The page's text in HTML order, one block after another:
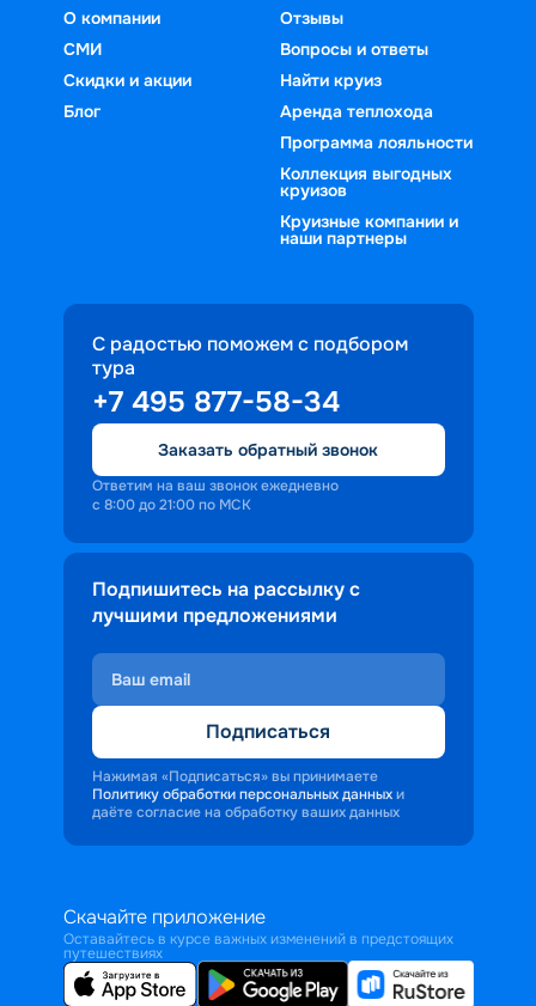
О компании
СМИ
Скидки и акции
Блог
Отзывы
Вопросы и ответы
Найти круиз
Аренда теплохода
Программа лояльности
Коллекция выгодных
круизов
Круизные компании и
наши партнеры
С радостью поможем с подбором
тура
+7 495 877-58-34
Заказать обратный звонок
Ответим на ваш звонок ежедневно
с 8:00 до 21:00 по МСК
Подпишитесь на рассылку с
лучшими предложениями
Подписаться
Нажимая «Подписаться» вы принимаете
Политику обработки персональных данных и
даёте согласие на обработку ваших данных
Скачайте приложение
Оставайтесь в курсе важных изменений в предстоящих
путешествиях